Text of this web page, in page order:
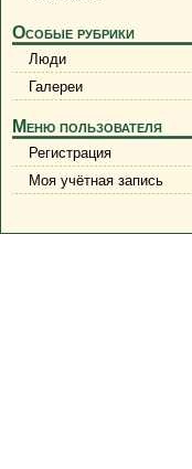
Особые рубрики
Люди
Галереи
Меню пользователя
Регистрация
Моя учётная запись